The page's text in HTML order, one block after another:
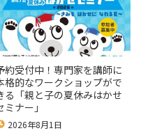
約受付中！専門家を講師に
格的なワークショップがで
る「親と子の夏休みはかせ
ミナー」
2026年8月1日